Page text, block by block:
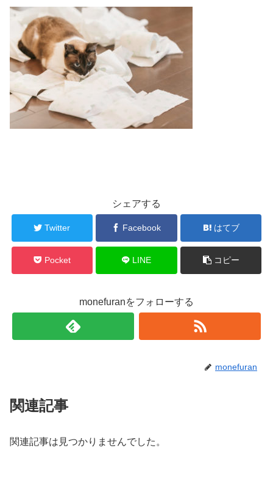
シェアする
Twitter Facebook はてブ
Pocket LINE コピー
monefuranをフォローする
monefuran
関連記事
関連記事は見つかりませんでした。